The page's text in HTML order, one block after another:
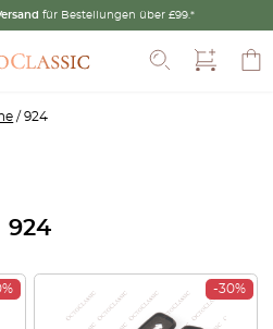
für Bestellungen über £99.*Suche
/ 924
924
-30%